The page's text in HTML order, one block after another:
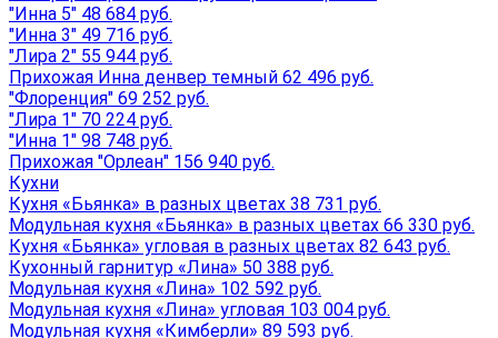
"Инна 5" 48 684 руб.
"Инна 3" 49 716 руб.
"Лира 2" 55 944 руб.
Прихожая Инна денвер темный 62 496 руб.
"Флоренция" 69 252 руб.
"Лира 1" 70 224 руб.
"Инна 1" 98 748 руб.
Прихожая "Орлеан" 156 940 руб.
Кухни
Кухня «Бьянка» в разных цветах 38 731 руб.
Модульная кухня «Бьянка» в разных цветах 66 330 руб.
Кухня «Бьянка» угловая в разных цветах 82 643 руб.
Кухонный гарнитур «Лина» 50 388 руб.
Модульная кухня «Лина» 102 592 руб.
Модульная кухня «Лина» угловая 103 004 руб.
Модульная кухня «Кимберли» 89 593 руб.